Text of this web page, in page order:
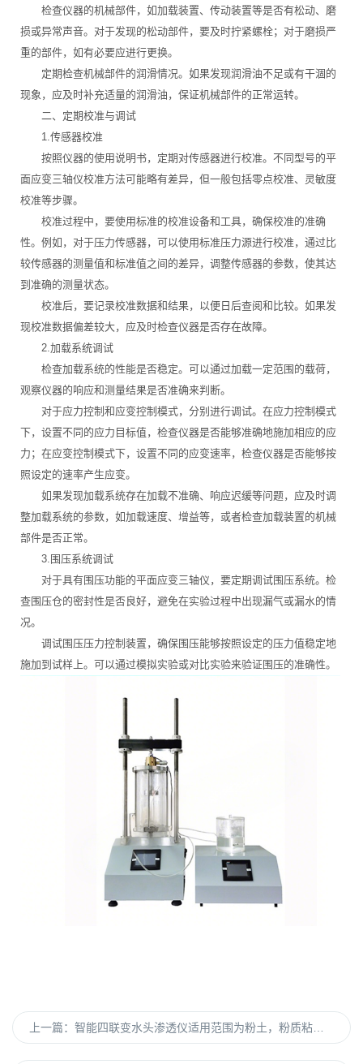
检查仪器的机械部件，如加载装置、传动装置等是否有松动、磨
损或异常声音。对于发现的松动部件，要及时拧紧螺栓；对于磨损严
重的部件，如有必要应进行更换。
定期检查机械部件的润滑情况。如果发现润滑油不足或有干涸的
现象，应及时补充适量的润滑油，保证机械部件的正常运转。
二、定期校准与调试
1.传感器校准
按照仪器的使用说明书，定期对传感器进行校准。不同型号的平
面应变三轴仪校准方法可能略有差异，但一般包括零点校准、灵敏度
校准等步骤。
校准过程中，要使用标准的校准设备和工具，确保校准的准确
性。例如，对于压力传感器，可以使用标准压力源进行校准，通过比
较传感器的测量值和标准值之间的差异，调整传感器的参数，使其达
到准确的测量状态。
校准后，要记录校准数据和结果，以便日后查阅和比较。如果发
现校准数据偏差较大，应及时检查仪器是否存在故障。
2.加载系统调试
检查加载系统的性能是否稳定。可以通过加载一定范围的载荷，
观察仪器的响应和测量结果是否准确来判断。
对于应力控制和应变控制模式，分别进行调试。在应力控制模式
下，设置不同的应力目标值，检查仪器是否能够准确地施加相应的应
力；在应变控制模式下，设置不同的应变速率，检查仪器是否能够按
照设定的速率产生应变。
如果发现加载系统存在加载不准确、响应迟缓等问题，应及时调
整加载系统的参数，如加载速度、增益等，或者检查加载装置的机械
部件是否正常。
3.围压系统调试
对于具有围压功能的平面应变三轴仪，要定期调试围压系统。检
查围压仓的密封性是否良好，避免在实验过程中出现漏气或漏水的情
况。
调试围压压力控制装置，确保围压能够按照设定的压力值稳定地
施加到试样上。可以通过模拟实验或对比实验来验证围压的准确性。
上一篇： 智能四联变水头渗透仪适用范围为粉土，粉质粘土，粘土以及环境土